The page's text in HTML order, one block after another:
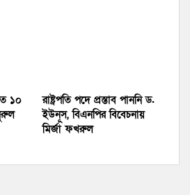
১০
রাষ্ট্রপতি পদে প্রস্তাব পাননি ড.
ইউনূস, বিএনপির বিবেচনায়
মির্জা ফখরুল